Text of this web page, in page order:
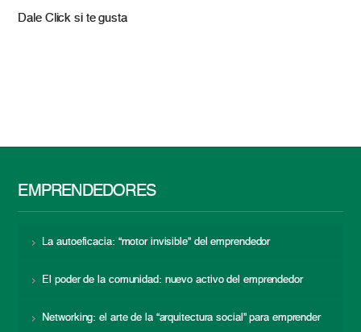
Dale Click si te gusta
EMPRENDEDORES
La autoeficacia: “motor invisible” del emprendedor
El poder de la comunidad: nuevo activo del emprendedor
Networking: el arte de la “arquitectura social” para emprender